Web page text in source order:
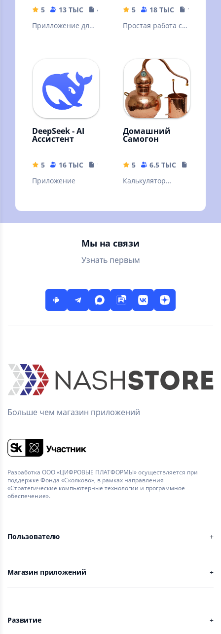
5 13 ТЫС
4.04 MB
Прилложение для
5 18 ТЫС
10.32 MB
Простая работа с
DeepSeek - AI
Ассистент
5 16 ТЫС
16.44 MB
Приложение
Домашний
Самогон
5 6.5 ТЫС
Калькулятор
домашних
алкогольных
Мы на связи
Узнать первым
Больше чем магазин приложений
Разработка ООО «ЦИФРОВЫЕ ПЛАТФОРМЫ» осуществляется при
поддержке Фонда «Сколково», в рамках направления
«Стратегические компьютерные технологии и программное
обеспечение».
Пользователю
Магазин приложений
Развитие